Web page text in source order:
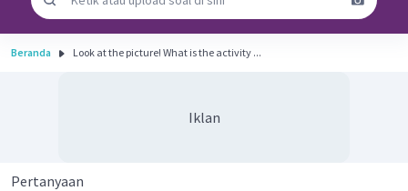
Beranda Look at the picture! What is the activity ...
Iklan
Pertanyaan